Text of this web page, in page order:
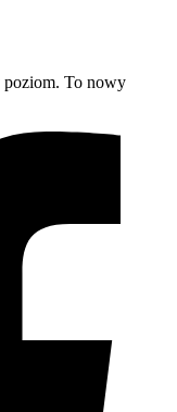
poziom. To nowy